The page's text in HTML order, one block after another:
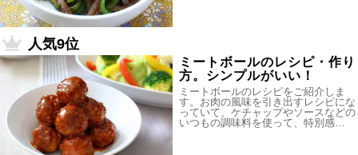
人気9位
ミートボールのレシピ・作り
方。シンプルがいい！
ミートボールのレシピをご紹介しま
す。お肉の風味を引き出すレシピにな
っていて、ケチャップやソースなどの
いつもの調味料を使って、特別感…